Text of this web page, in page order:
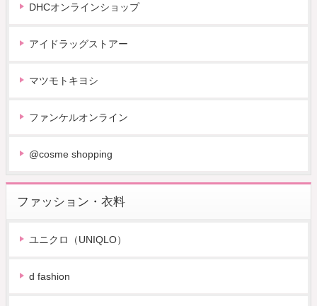
DHCオンラインショップ
アイドラッグストアー
マツモトキヨシ
ファンケルオンライン
@cosme shopping
ファッション・衣料
ユニクロ（UNIQLO）
d fashion